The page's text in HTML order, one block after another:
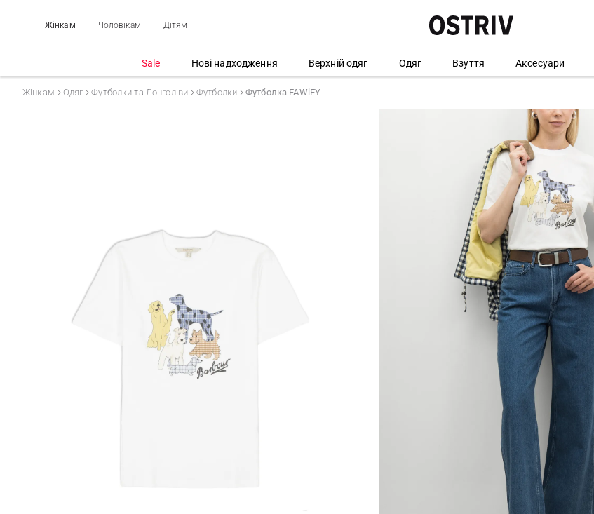
Жінкам Чоловікам Дітям
Sale Нові надходження Верхній одяг Одяг Взуття Аксесуари
Жінкам Одяг Футболки та Лонгсліви Футболки Футболка FAWlEY